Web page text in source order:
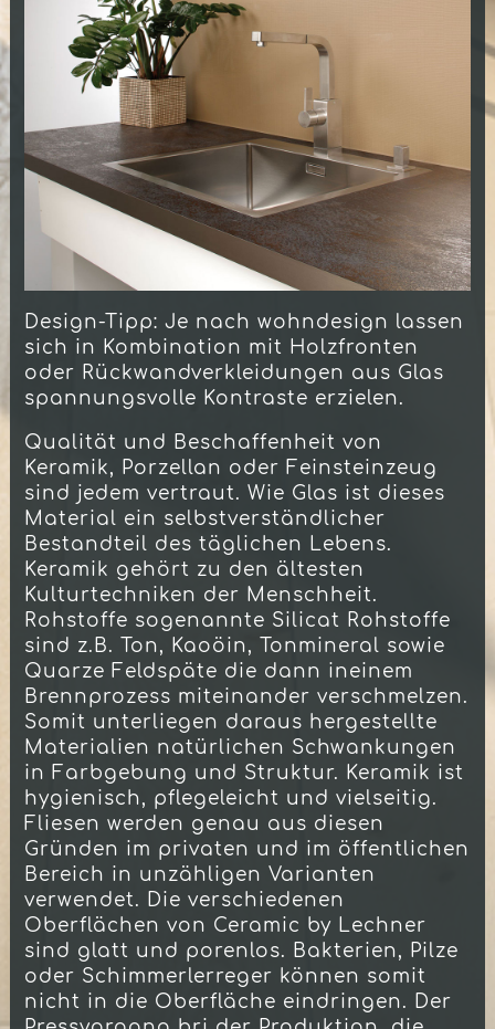
Design-Tipp: Je nach wohndesign lassen
sich in Kombination mit Holzfronten
oder Rückwandverkleidungen aus Glas
spannungsvolle Kontraste erzielen.
Qualität und Beschaffenheit von
Keramik, Porzellan oder Feinsteinzeug
sind jedem vertraut. Wie Glas ist dieses
Material ein selbstverständlicher
Bestandteil des täglichen Lebens.
Keramik gehört zu den ältesten
Kulturtechniken der Menschheit.
Rohstoffe sogenannte Silicat Rohstoffe
sind z.B. Ton, Kaoöin, Tonmineral sowie
Quarze Feldspäte die dann ineinem
Brennprozess miteinander verschmelzen.
Somit unterliegen daraus hergestellte
Materialien natürlichen Schwankungen
in Farbgebung und Struktur. Keramik ist
hygienisch, pflegeleicht und vielseitig.
Fliesen werden genau aus diesen
Gründen im privaten und im öffentlichen
Bereich in unzähligen Varianten
verwendet. Die verschiedenen
Oberflächen von Ceramic by Lechner
sind glatt und porenlos. Bakterien, Pilze
oder Schimmerlerreger können somit
nicht in die Oberfläche eindringen. Der